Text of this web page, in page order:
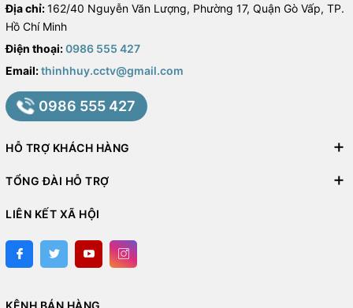
Địa chỉ:162/40 Nguyễn Văn Lượng, Phường 17, Quận Gò Vấp, TP.
Hồ Chí Minh
Điện thoại:0986 555 427
Email:thinhhuy.cctv@gmail.com
0986 555 427
HỖ TRỢ KHÁCH HÀNG
TỔNG ĐÀI HỖ TRỢ
LIÊN KẾT XÃ HỘI
KÊNH BÁN HÀNG